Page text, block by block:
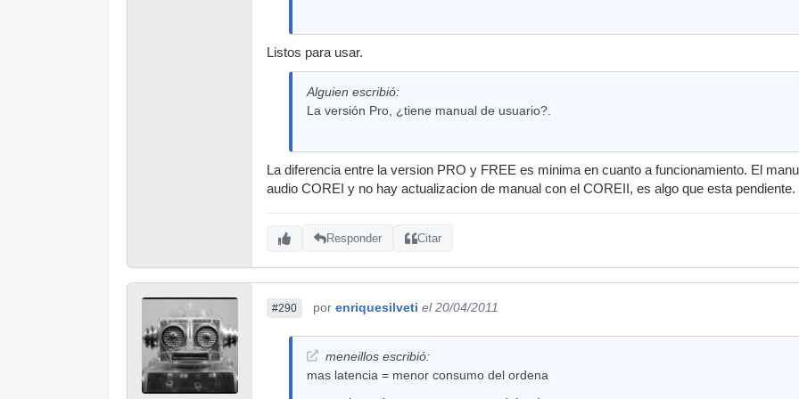
Listos para usar.
Alguien escribió:
La versión Pro, ¿tiene manual de usuario?.
La diferencia entre la version PRO y FREE es minima en cuanto a funcionamiento. El
audio COREI y no hay actualizacion de manual con el COREII, es algo que esta
Responder Citar
#290 por enriquesilveti el 20/04/2011
meneillos escribió:
mas latencia = menor consumo del ordena